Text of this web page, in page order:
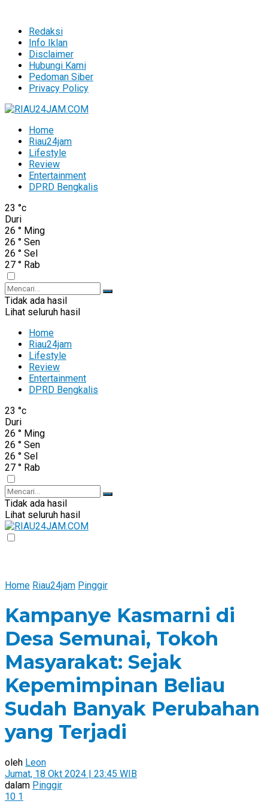
Redaksi
Info Iklan
Disclaimer
Hubungi Kami
Pedoman Siber
Privacy Policy
Home
Riau24jam
Lifestyle
Review
Entertainment
DPRD Bengkalis
23 °c
Duri
26 ° Ming
26 ° Sen
26 ° Sel
27 ° Rab
Tidak ada hasil
Lihat seluruh hasil
Home
Riau24jam
Lifestyle
Review
Entertainment
DPRD Bengkalis
23 °c
Duri
26 ° Ming
26 ° Sen
26 ° Sel
27 ° Rab
Tidak ada hasil
Lihat seluruh hasil
Home Riau24jam Pinggir
Kampanye Kasmarni di
Desa Semunai, Tokoh
Masyarakat: Sejak
Kepemimpinan Beliau
Sudah Banyak Perubahan
yang Terjadi
oleh Leon
Jumat, 18 Okt 2024 | 23:45 WIB
dalam Pinggir
10 1